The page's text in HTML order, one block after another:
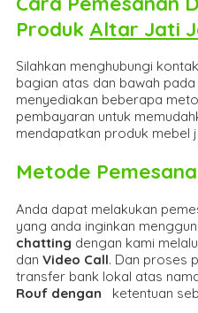
Produk Altar Jati
Silahkan menghubungi
bagian atas dan bawah
menyediakan beberapa
pembayaran untuk
mendapatkan produk mebel
Metode
Anda dapat melakukan
yang anda inginkan
chatting dengan kami
dan Video Call. Dan proses
transfer bank lokal atas
Rouf dengan ketentuan